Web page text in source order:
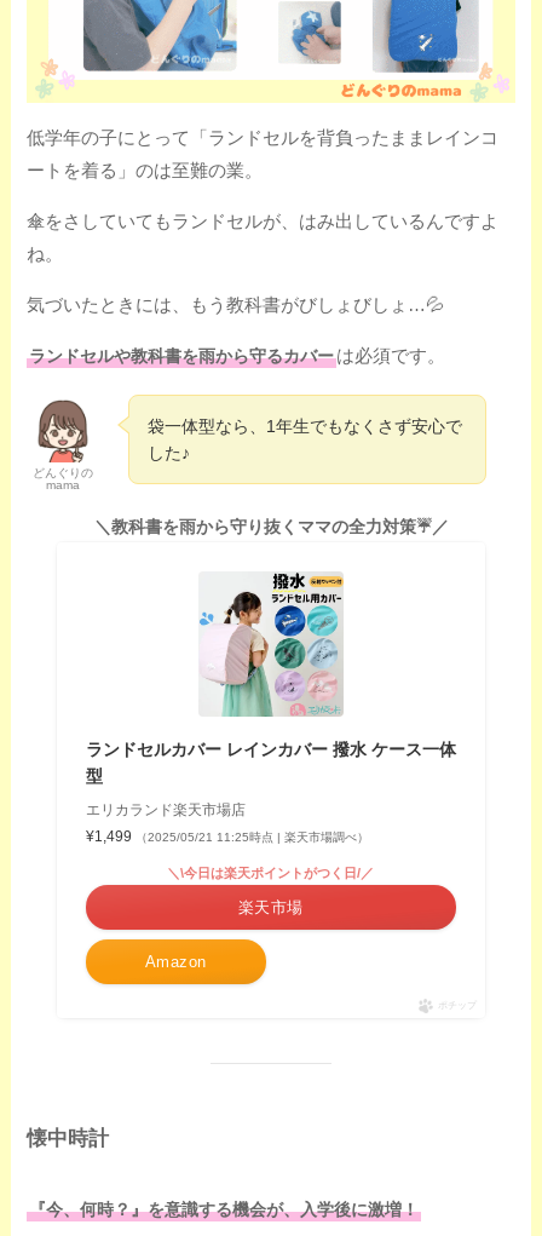
低学年の子にとって「ランドセルを背負ったままレインコ
ートを着る」のは至難の業。
傘をさしていてもランドセルが、はみ出しているんですよ
ね。
気づいたときには、もう教科書がびしょびしょ…💦
ランドセルや教科書を雨から守るカバーは必須です。
どんぐりの
mama
袋一体型なら、1年生でもなくさず安心で
した♪
＼教科書を雨から守り抜くママの全力対策☔／
ランドセルカバー レインカバー 撥水 ケース一体
型
エリカランド楽天市場店
¥1,499
（2025/05/21 11:25時点 | 楽天市場調べ）
Amazon
＼\今日は楽天ポイントがつく日/／
楽天市場
ポチップ
懐中時計
『今、何時？』を意識する機会が、入学後に激増！